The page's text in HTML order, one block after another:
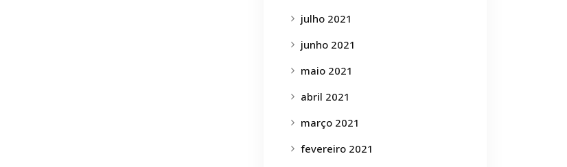
julho 2021
junho 2021
maio 2021
abril 2021
março 2021
fevereiro 2021